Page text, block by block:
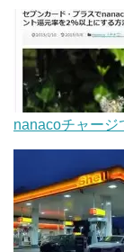
nanacoチャージ